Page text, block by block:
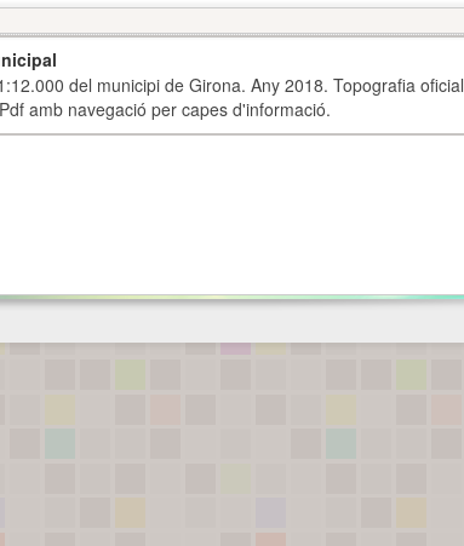
del municipi de Girona. Any 2018. Topografia oficial
amb navegació per capes d'informació.